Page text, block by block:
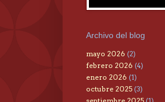
Archivo del blog
mayo 2026 (2)
febrero 2026 (4)
enero 2026 (1)
octubre 2025 (3)